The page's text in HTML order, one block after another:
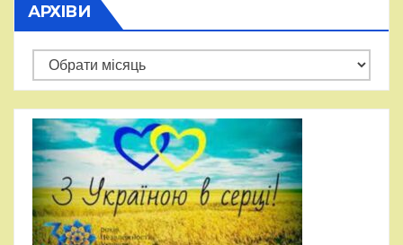
АРХІВИ
Архіви